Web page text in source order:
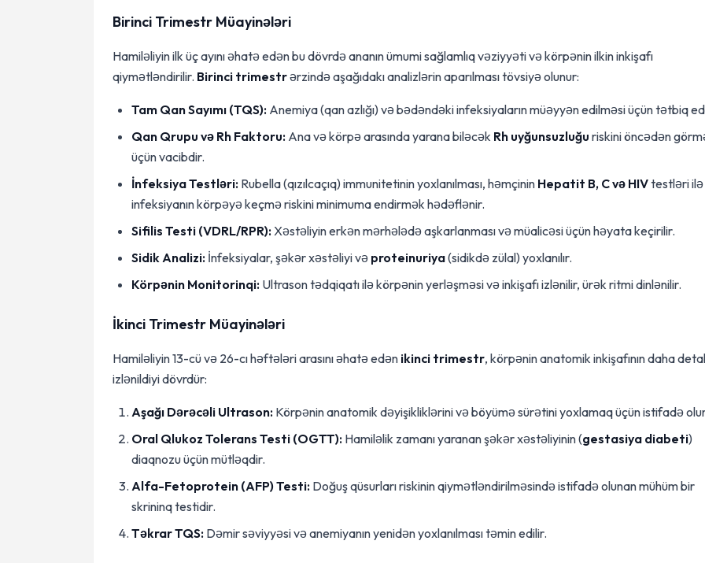
Birinci Trimestr Müayinələri
Hamiləliyin ilk üç ayını əhatə edən bu dövrdə ananın ümumi sağlamlıq vəziyyəti və körpənin ilkin inkişafı
qiymətləndirilir. Birinci trimestrərzində aşağıdakı analizlərin aparılması tövsiyə olunur:
Tam Qan Sayımı (TQS): Anemiya (qan azlığı) və bədəndəki infeksiyaların müəyyən edilməsi üçün tətbiq
Qan Qrupu və Rh Faktoru: Ana və körpə arasında yarana biləcək Rh uyğunsuzluğu riskini öncədən
üçün vacibdir.
İnfeksiya Testləri: Rubella (qızılcaçıq) immunitetinin yoxlanılması, həmçinin Hepatit B, C və HIVtestləri ilə
infeksiyanın körpəyə keçmə riskini minimuma endirmək hədəflənir.
Sifilis Testi (VDRL/RPR):Xəstəliyin erkən mərhələdə aşkarlanması və müalicəsi üçün həyata keçirilir.
Sidik Analizi: İnfeksiyalar, şəkər xəstəliyi və proteinuriya(sidikdə zülal) yoxlanılır.
Körpənin Monitorinqi: Ultrason tədqiqatı ilə körpənin yerləşməsi və inkişafı izlənilir, ürək ritmi dinlənilir.
İkinci Trimestr Müayinələri
Hamiləliyin 13-cü və 26-cı həftələri arasını əhatə edən ikinci trimestr, körpənin anatomik inkişafının daha
izlənildiyi dövrdür:
Aşağı Dərəcəli Ultrason: Körpənin anatomik dəyişikliklərini və böyümə sürətini yoxlamaq üçün istifadə
Oral Qlukoz Tolerans Testi (OGTT): Hamiləlik zamanı yaranan şəkər xəstəliyinin (gestasiya diabeti)
diaqnozu üçün mütləqdir.
Alfa-Fetoprotein (AFP) Testi: Doğuş qüsurları riskinin qiymətləndirilməsində istifadə olunan mühüm bir
skrininq testidir.
Təkrar TQS: Dəmir səviyyəsi və anemiyanın yenidən yoxlanılması təmin edilir.